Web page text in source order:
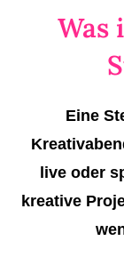
Was
Eine
live oder
kreative